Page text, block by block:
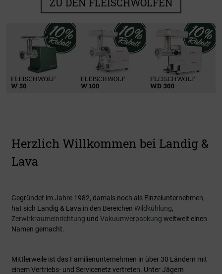
ZU DEN FLEISCHWÖLFEN
Kühlen & Reifen
Zu den Produkten
Zerwirken
Zu den Produkten
Verarbeiten Vakuumieren
Herzlich Willkommen bei Landig &
Lava
Gegründet im Jahre 1982, damals noch als Einzelunternehmen,
hat sich Landig & Lava in den Bereichen Wildkühlung,
Zerwirkraumeinrichtung und Vakuumverpackung weltweit einen
Namen gemacht.
Mittlerweile ist das Familienunternehmen in über 30 Ländern mit
einem Vertriebs- und Servicenetz vertreten. Unter Jägern